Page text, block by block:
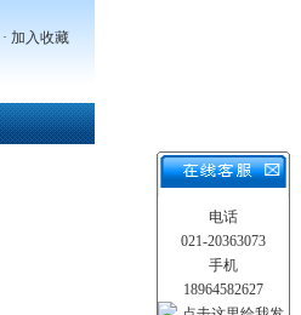
· 加入收藏
电话
021-20363073
手机
18964582627